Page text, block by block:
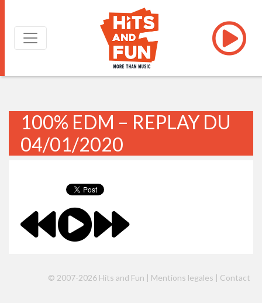
100% EDM – REPLAY DU
04/01/2020
© 2007-2026 Hits and Fun | Mentions legales | Contact